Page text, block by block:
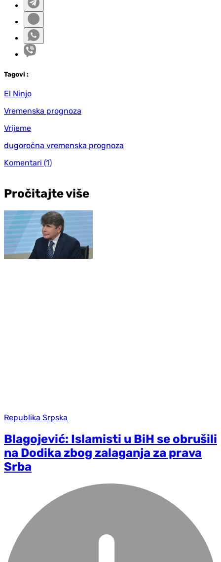
Tagovi :
El Ninjo
Vremenska prognoza
Vrijeme
dugoročna vremenska prognoza
Komentari (1)
Pročitajte više
Republika Srpska
Blagojević: Islamisti u BiH se obrušili
na Dodika zbog zalaganja za prava
Srba